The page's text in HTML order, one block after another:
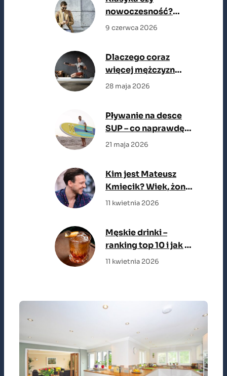
nowoczesność?
Jakie marynarki
9 czerwca 2026
Dlaczego coraz
więcej mężczyzn
wybiera reformer
28 maja 2026
Pływanie na desce
SUP – co naprawdę
trzeba wiedzieć,
21 maja 2026
Kim jest Mateusz
Kmiecik? Wiek, żona,
filmy
11 kwietnia 2026
Męskie drinki –
ranking top 10 i jak je
zrobić
11 kwietnia 2026